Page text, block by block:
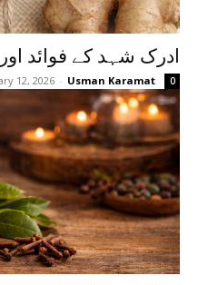
ادرک شہد کے فوائد
Usman Karamat
-
12, 2026 0